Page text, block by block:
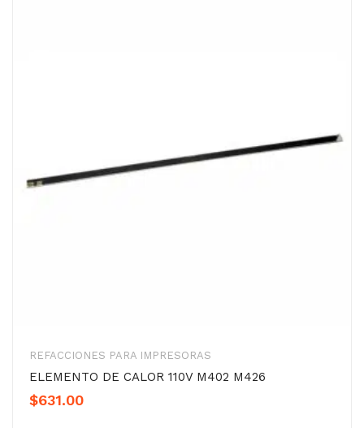
REFACCIONES PARA IMPRESORAS
ELEMENTO DE CALOR 110V M402 M426
$631.00